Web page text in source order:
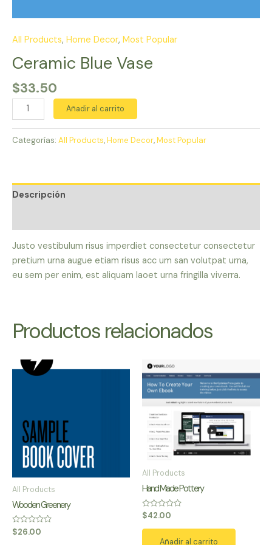
All Products, Home Decor, Most Popular
Ceramic Blue Vase
$33.50
Ceramic
Blue
cantidad
Añadir al carrito
Categorías: All Products,Home Decor,Most Popular
Descripción
Justo vestibulum risus imperdiet consectetur consectetur
pretium urna augue etiam risus acc um san volutpat urna,
eu sem per enim, est aliquam laoet urna fringilla viverra.
Productos relacionados
All Products
Wooden Greenery
Valorado
con
$26.00
All Products
Hand Made Pottery
Valorado
con
0
$42.00
Añadir al carrito